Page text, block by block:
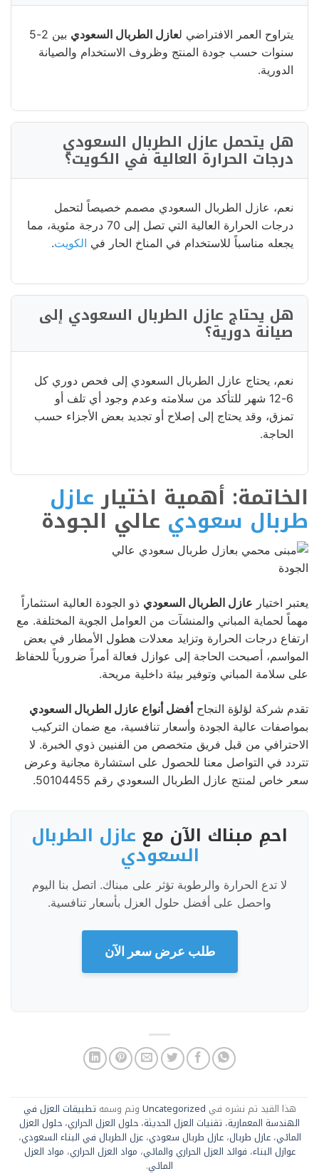
يتراوح العمر الافتراضي لعازل الطربال السعودي
بين 2-5
سنوات حسب جودة المنتج وظروف الاستخدام والصيانة
الدورية.
هل يتحمل عازل الطربال السعودي
درجات الحرارة العالية في الكويت؟
نعم، عازل الطربال السعودي مصمم خصيصاً لتحمل
درجات الحرارة العالية التي تصل إلى 70 درجة مئوية، مما
يجعله مناسباً للاستخدام في المناخ الحار في الكويت.
هل يحتاج عازل الطربال السعودي إلى
صيانة دورية؟
نعم، يحتاج عازل الطربال السعودي إلى فحص دوري كل
6-12 شهر للتأكد من سلامته وعدم وجود أي تلف أو
تمزق، وقد يحتاج إلى إصلاح أو تجديد بعض الأجزاء حسب
الحاجة.
الخاتمة: أهمية اختيارعازل
طربال سعودي عالي الجودة
يعتبر اختيار عازل الطربال السعودي ذو الجودة العالية استثماراً
مهماً لحماية المباني والمنشآت من العوامل الجوية المختلفة. مع
ارتفاع درجات الحرارة وتزايد معدلات هطول الأمطار في بعض
المواسم، أصبحت الحاجة إلى عوازل فعالة أمراً ضرورياً للحفاظ
على سلامة المباني وتوفير بيئة داخلية مريحة.
تقدم شركة لؤلؤة النجاحأفضل أنواع عازل الطربال السعودي
بمواصفات عالية الجودة وأسعار تنافسية، مع ضمان التركيب
الاحترافي من قبل فريق متخصص من الفنيين ذوي الخبرة. لا
تتردد في التواصل معنا للحصول على استشارة مجانية وعرض
سعر خاص لمنتج عازل الطربال السعودي رقم 50104455.
احمِ مبناك الآن مع عازل الطربال
السعودي
لا تدع الحرارة والرطوبة تؤثر على مبناك. اتصل بنا اليوم
واحصل على أفضل حلول العزل بأسعار تنافسية.
طلب عرض سعر الآن
هذا القيد تم نشره في Uncategorized وتم وسمه تطبيقات العزل في
الهندسة المعمارية، تقنيات العزل الحديثة، حلول العزل الحراري، حلول العزل
المائي،عازل طربال،عازل طربال سعودي،عزل الطربال في البناء السعودي،
عوازل البناء، فوائد العزل الحراري والمائي، مواد العزل الحراري، مواد العزل
المائي.